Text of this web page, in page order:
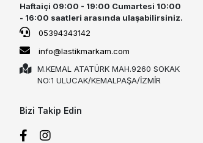
Haftaiçi 09:00 - 19:00 Cumartesi 10:00
- 16:00 saatleri arasında ulaşabilirsiniz.
05394343142
info@lastikmarkam.com
M.KEMAL ATATÜRK MAH.9260 SOKAK
NO:1 ULUCAK/KEMALPAŞA/İZMİR
Bizi Takip Edin